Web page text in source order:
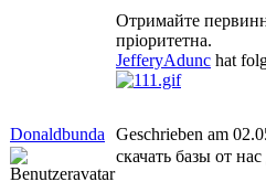
Отримайте
пріоритетна.
JefferyAdunc hat
Donaldbunda Geschrieben am
скачать базы от